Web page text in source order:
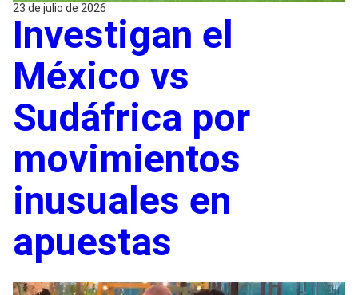
23 de julio de 2026
Investigan el
México vs
Sudáfrica por
movimientos
inusuales en
apuestas